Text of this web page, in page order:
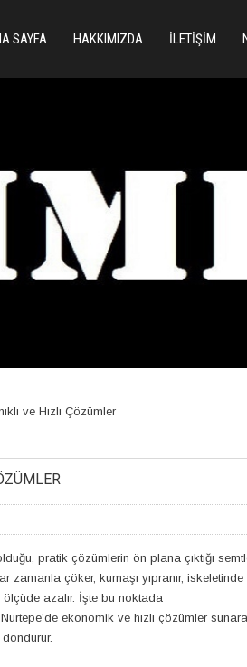
SAYFA HAKKIMIZDA İLETIŞIM
ve Hızlı Çözümler
pratik çözümlerin ön plana çıktığı
zamanla çöker, kumaşı yıpranır,
azalır. İşte bu noktada
ekonomik ve hızlı çözümler